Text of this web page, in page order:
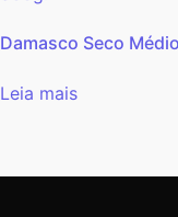
Damasco Seco
Leia mais